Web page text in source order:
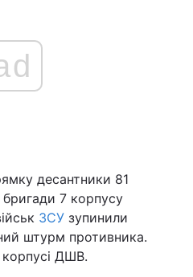
десантники 81
бригади 7 корпусу
ЗСУ зупинили
штурм противника.
ДШВ.